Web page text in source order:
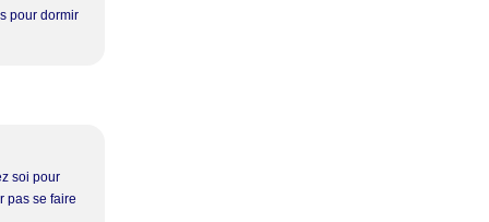
pour dormir
soi pour
pas se faire